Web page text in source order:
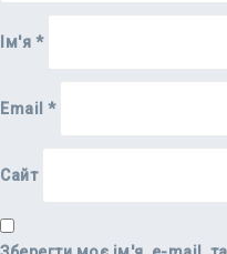
Ім'я *
Email *
Сайт